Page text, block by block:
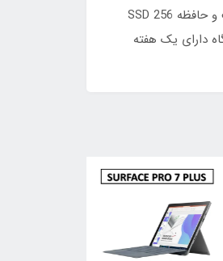
با آل این وان استوک لنوو 24 اینچ نسل نهم، تجربه‌ای متفاوت از کار و سرگرمی داشته باشید! این دستگاه فریم‌لس با پردازنده Core i5 9500، رم 8 گیگابایت و حافظه SSD 256
دارای یک هفته